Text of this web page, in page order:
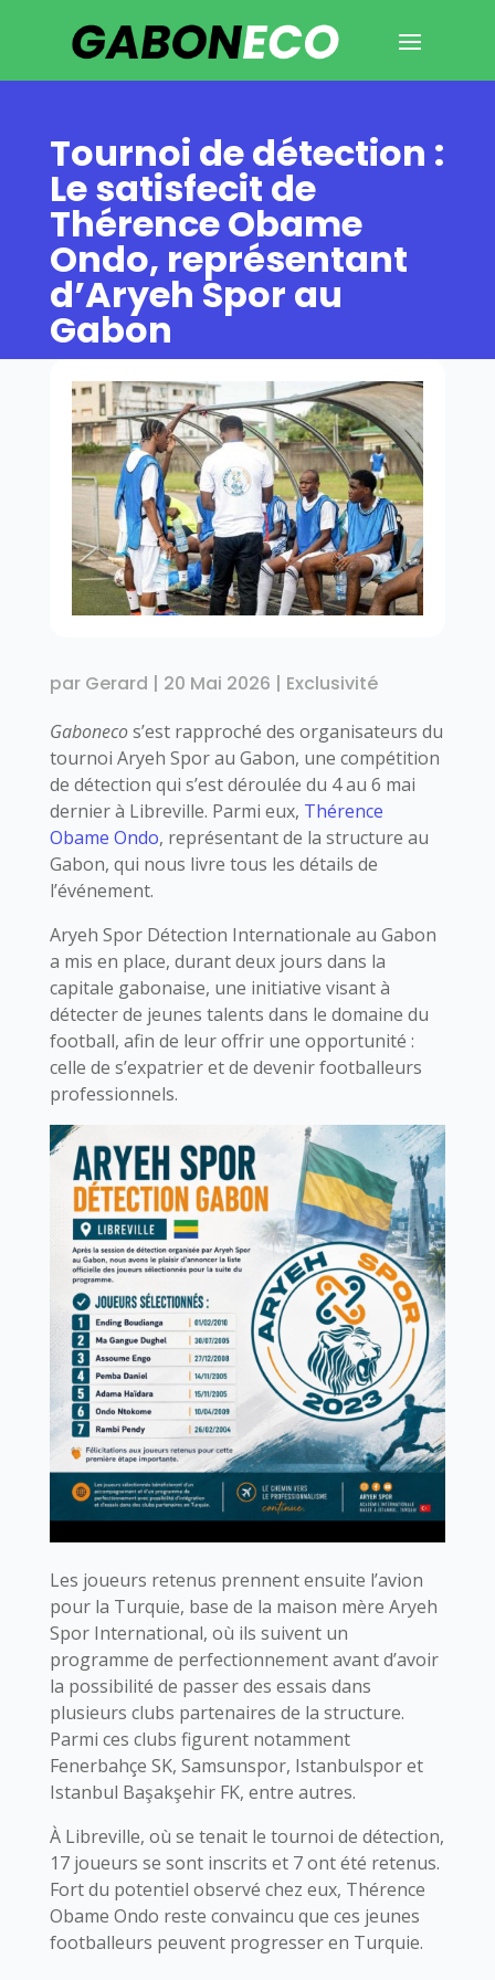
Tournoi de détection :
Le satisfecit de
Thérence Obame
Ondo, représentant
d’Aryeh Spor au
Gabon
par Gerard | 20 Mai 2026 | Exclusivité
Gabonecos’est rapproché des organisateurs du
tournoi Aryeh Spor au Gabon, une compétition
de détection qui s’est déroulée du 4 au 6 mai
dernier à Libreville. Parmi eux, Thérence
Obame Ondo, représentant de la structure au
Gabon, qui nous livre tous les détails de
l’événement.
Aryeh Spor Détection Internationale au Gabon
a mis en place, durant deux jours dans la
capitale gabonaise, une initiative visant à
détecter de jeunes talents dans le domaine du
football, afin de leur offrir une opportunité :
celle de s’expatrier et de devenir footballeurs
professionnels.
Les joueurs retenus prennent ensuite l’avion
pour la Turquie, base de la maison mère Aryeh
Spor International, où ils suivent un
programme de perfectionnement avant d’avoir
la possibilité de passer des essais dans
plusieurs clubs partenaires de la structure.
Parmi ces clubs figurent notamment
Fenerbahçe SK, Samsunspor, Istanbulspor et
Istanbul Başakşehir FK, entre autres.
À Libreville, où se tenait le tournoi de détection,
17 joueurs se sont inscrits et 7 ont été retenus.
Fort du potentiel observé chez eux, Thérence
Obame Ondo reste convaincu que ces jeunes
footballeurs peuvent progresser en Turquie.